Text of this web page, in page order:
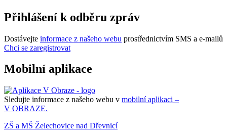
Přihlášení k odběru zpráv
Dostávejte informace z našeho webu prostřednictvím SMS a e-mailů
Chci se zaregistrovat
Mobilní aplikace
Sledujte informace z našeho webu v mobilní aplikaci –
V OBRAZE.
ZŠ a MŠ Želechovice nad Dřevnicí